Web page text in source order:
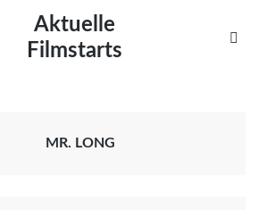
Aktuelle
Filmstarts

MR. LONG